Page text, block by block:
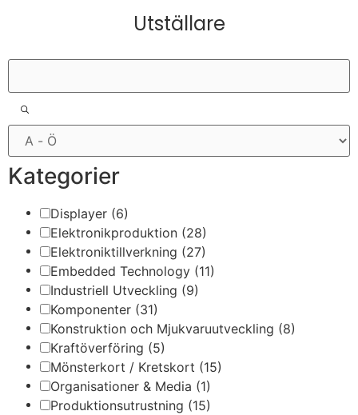
Utställare
Kategorier
Displayer (6)
Elektronikproduktion (28)
Elektroniktillverkning (27)
Embedded Technology (11)
Industriell Utveckling (9)
Komponenter (31)
Konstruktion och Mjukvaruutveckling (8)
Kraftöverföring (5)
Mönsterkort / Kretskort (15)
Organisationer & Media (1)
Produktionsutrustning (15)